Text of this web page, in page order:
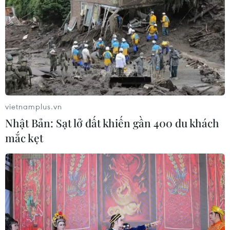
khủng bố cực đoan IS?
20/03/2015 01:38
[News Game] Bạn biết gì về Thủ
tướng Singapore Lý Quang Diệu?
18/03/2015 02:55
CƠ QUAN CHỦ QUẢN: THÔNG TẤN XÃ VIỆT NAM
vietnamplus.vn
Nhật Bản: Sạt lở đất khiến gần 400 du khách
mắc kẹt